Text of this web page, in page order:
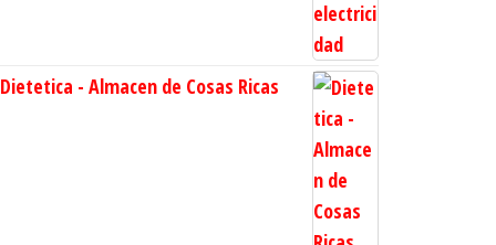
Dietetica - Almacen de Cosas Ricas